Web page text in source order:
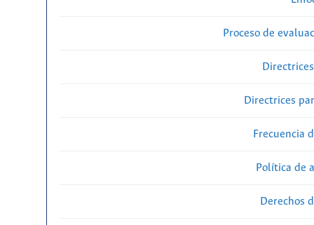
Proceso de
Directrices
Frecuencia
Política de
Derechos